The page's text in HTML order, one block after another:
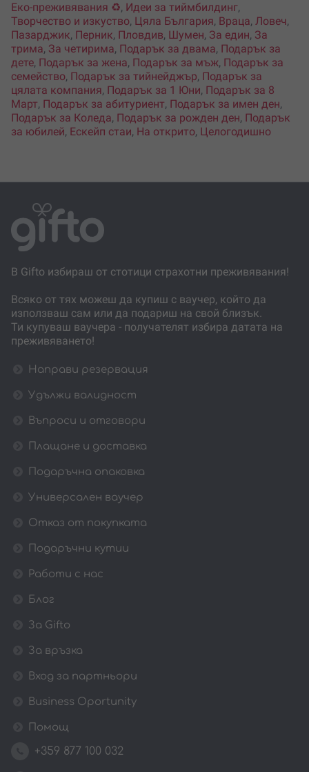
Еко-преживявания ♻️, Идеи за тиймбилдинг,
Творчество и изкуство, Цяла България, Враца, Ловеч,
Пазарджик, Перник, Пловдив, Шумен, За един, За
трима, За четирима, Подарък за двама, Подарък за
дете, Подарък за жена, Подарък за мъж, Подарък за
семейство, Подарък за тийнейджър, Подарък за
цялата компания, Подарък за 1 Юни, Подарък за 8
Март, Подарък за абитуриент, Подарък за имен ден,
Подарък за Коледа, Подарък за рожден ден, Подарък
за юбилей, Ескейп стаи, На открито, Целогодишно
В Gifto избираш от стотици страхотни преживявания!
Всяко от тях можеш да купиш с ваучер, който да
използваш сам или да подариш на свой близък.
Ти купуваш ваучера - получателят избира датата на
преживяването!
Направи резервация
Удължи валидност
Въпроси и отговори
Плащане и доставка
Подаръчна опаковка
Универсален ваучер
Отказ от покупката
Подаръчни кутии
Работи с нас
Блог
За Gifto
За връзка
Вход за партньори
Business Oportunity
Помощ
+359 877 100 032